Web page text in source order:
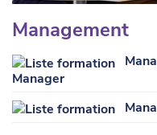
Management
Manager